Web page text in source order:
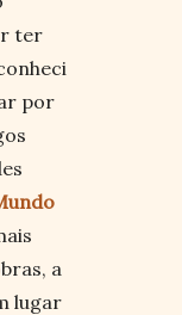
ter
por
a
lugar